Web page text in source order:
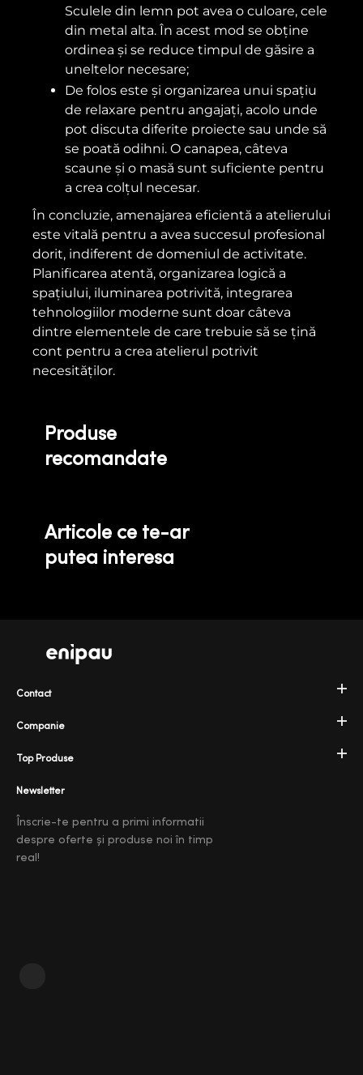
Sculele din lemn pot avea o culoare, cele
din metal alta. În acest mod se obține
ordinea și se reduce timpul de găsire a
uneltelor necesare;
De folos este și organizarea unui spațiu
de relaxare pentru angajați, acolo unde
pot discuta diferite proiecte sau unde să
se poată odihni. O canapea, câteva
scaune și o masă sunt suficiente pentru
a crea colțul necesar.
În concluzie, amenajarea eficientă a atelierului
este vitală pentru a avea succesul profesional
dorit, indiferent de domeniul de activitate.
Planificarea atentă, organizarea logică a
spațiului, iluminarea potrivită, integrarea
tehnologiilor moderne sunt doar câteva
dintre elementele de care trebuie să se țină
cont pentru a crea atelierul potrivit
necesităților.
Produse
recomandate
Articole ce te-ar
putea interesa
Companie
Top Produse
Contact
Newsletter
Înscrie-te pentru a primi informatii
despre oferte și produse noi în timp
real!